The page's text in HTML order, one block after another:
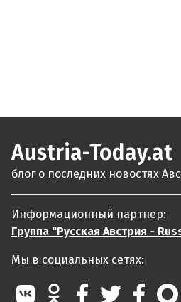
Austria-Today.at
блог о последних новостях
Информационный партнер:
Группа "Русская Австрия -
Мы в социальных сетях: